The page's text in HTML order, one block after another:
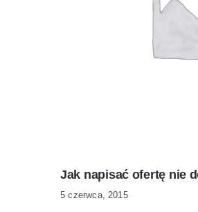
Jak napisać ofertę nie
5 czerwca, 2015